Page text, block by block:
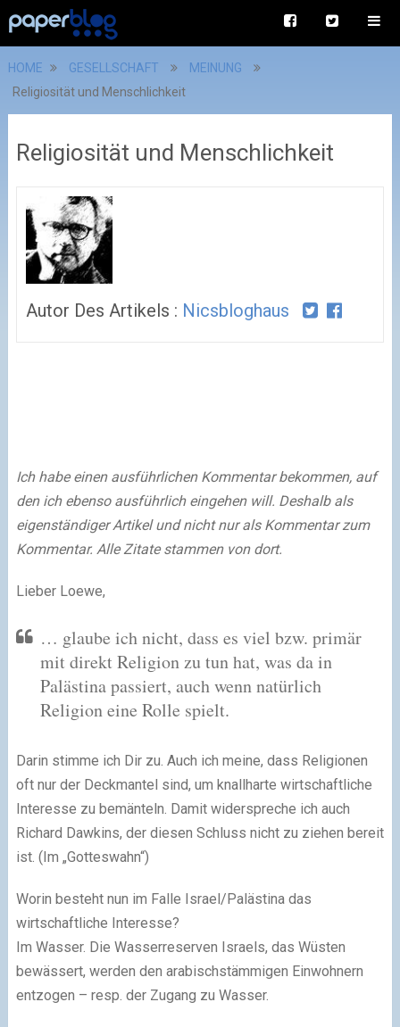
HOME GESELLSCHAFT
MEINUNG
Religiosität und Menschlichkeit
Religiosität und Menschlichkeit
Autor Des Artikels : Nicsbloghaus
Ich habe einen ausführlichen Kommentar bekommen, auf
den ich ebenso ausführlich eingehen will. Deshalb als
eigenständiger Artikel und nicht nur als Kommentar zum
Kommentar. Alle Zitate stammen von dort.
Lieber Loewe,
… glaube ich nicht, dass es viel bzw. primär
mit direkt Religion zu tun hat, was da in
Palästina passiert, auch wenn natürlich
Religion eine Rolle spielt.
Darin stimme ich Dir zu. Auch ich meine, dass Religionen
oft nur der Deckmantel sind, um knallharte wirtschaftliche
Interesse zu bemänteln. Damit widerspreche ich auch
Richard Dawkins, der diesen Schluss nicht zu ziehen bereit
ist. (Im „Gotteswahn“)
Worin besteht nun im Falle Israel/Palästina das
wirtschaftliche Interesse?
Im Wasser. Die Wasserreserven Israels, das Wüsten
bewässert, werden den arabischstämmigen Einwohnern
entzogen – resp. der Zugang zu Wasser.